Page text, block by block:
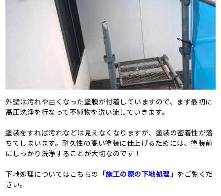
外壁は汚れや古くなった塗膜が付着していますので、まず最初に
高圧洗浄を行なって不純物を洗い流していきます。
塗装をすれば汚れなどは見えなくなりますが、塗装の密着性が落
ちてしまいます。耐久性の高い塗装に仕上げるためには、塗装前
にしっかり洗浄することが大切なのです！
下地処理についてはこちらの 「施工の際の下地処理」 をご覧くだ
さい。